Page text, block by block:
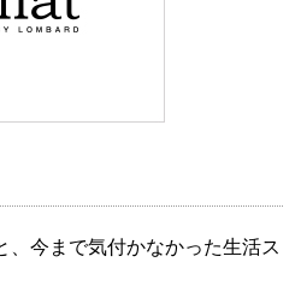
、今まで気付かなかった生活ス